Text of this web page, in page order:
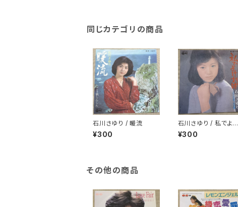
同じカテゴリの商品
石川さゆり / 暖流
¥300
石川さゆり / 私でよけ
れば
¥300
その他の商品